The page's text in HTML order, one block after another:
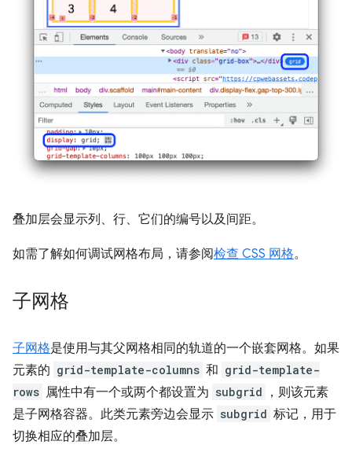
叠加层会显示列、行、它们的编号以及间距。
如需了解如何调试网格布局，请参阅检查 CSS 网格。
子网格
子网格是使用与其父网格相同的轨道的一个嵌套网格。如果
元素的 grid-template-columns 和 grid-template-
rows 属性中有一个或两个都设置为 subgrid
，则该元素
是子网格容器。此类元素旁边会显示 subgrid 标记，用于
切换相应的叠加层。